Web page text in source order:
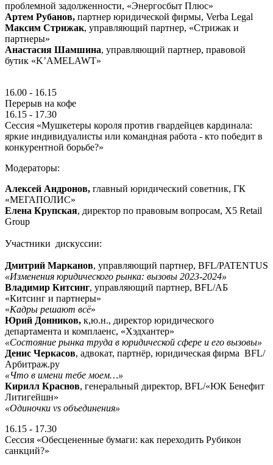
проблемной задолженности, «Энергосбыт Плюс»
Артем Рубанов, партнер юридической фирмы, Verba Legal
Максим Стрижак, управляющий партнер, «Стрижак и
партнеры»
Анастасия Шамшина, управляющий партнер, правовой
бутик «K’AMELAWT»
16.00 - 16.15
Перерыв на кофе
16.15 - 17.30
Сессия «Мушкетеры короля против гвардейцев кардинала:
яркие индивидуалисты или командная работа - кто победит в
конкурентной борьбе?»
Модераторы:
Алексей Андронов, главный юридический советник, ГК
«МЕГАПОЛИС»
Елена Крупская, директор по правовым вопросам, X5 Retail
Group
Участники дискуссии:
Дмитрий Марканов, управляющий партнер, BFL/PATENTUS
«Изменения юридического рынка: вызовы 2023-2024»
Владимир Китсинг, управляющий партнер, BFL/АБ
«Китсинг и партнеры»
«Кадры решают всё»
Юрий Донников, к,ю.н., директор юридического
департамента и комплаенс, «Хэдхантер»
«Состояние рынка труда в юридической сфере и его вызовы»
Денис Черкасов, адвокат, партнёр, юридическая фирма BFL/
Арбитраж.ру
«Что в имени тебе моем…»
Кирилл Краснов, генеральный директор, BFL/«ЮК Бенефит
Литигейшн»
«Одиночки vs объединения»
16.15 - 17.30
Сессия «Обесцененные бумаги: как переходить Рубикон
санкций?»